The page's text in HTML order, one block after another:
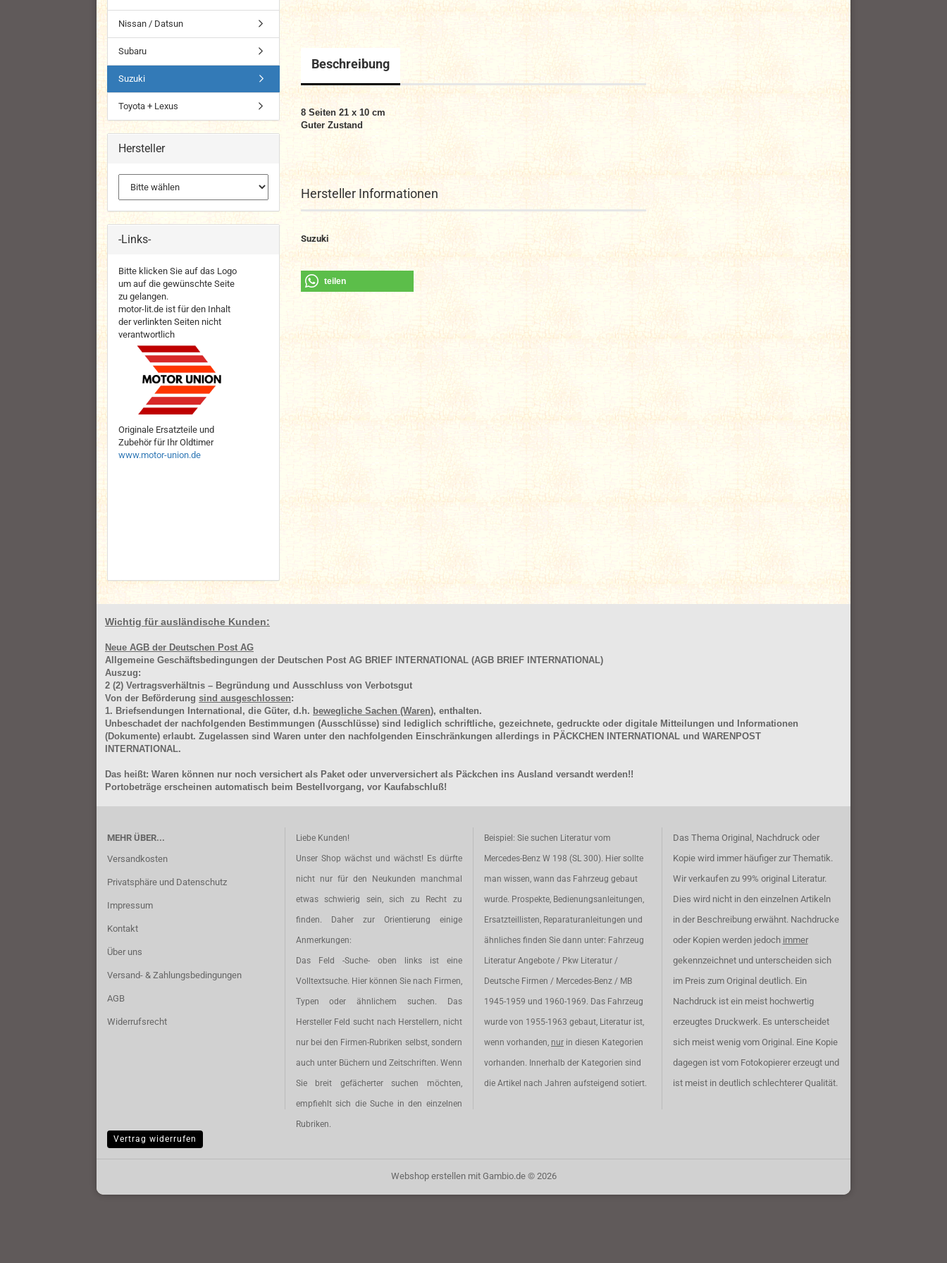
Beschreibung
8 Seiten 21 x 10 cm
Guter Zustand
Hersteller Informationen
Suzuki
teilen
Nissan / Datsun
Subaru
Suzuki
Toyota + Lexus
Hersteller
-Links-
Bitte klicken Sie auf das Logo
um auf die gewünschte Seite
zu gelangen.
motor-lit.de ist für den Inhalt
der verlinkten Seiten nicht
verantwortlich
Originale Ersatzteile und
Zubehör für Ihr Oldtimer
www.motor-union.de
Wichtig für ausländische Kunden:
Neue AGB der Deutschen Post AG
Allgemeine Geschäftsbedingungen der Deutschen Post AG BRIEF INTERNATIONAL (AGB BRIEF INTERNATIONAL)
Auszug:
2 (2) Vertragsverhältnis – Begründung und Ausschluss von Verbotsgut
Von der Beförderung sind ausgeschlossen:
1. Briefsendungen International, die Güter, d.h. bewegliche Sachen (Waren), enthalten.
Unbeschadet der nachfolgenden Bestimmungen (Ausschlüsse) sind lediglich schriftliche, gezeichnete, gedruckte oder digitale Mitteilungen und Informationen
(Dokumente) erlaubt. Zugelassen sind Waren unter den nachfolgenden Einschränkungen allerdings in PÄCKCHEN INTERNATIONAL und WARENPOST
INTERNATIONAL.
Das heißt: Waren können nur noch versichert als Paket oder unverversichert als Päckchen ins Ausland versandt werden!!
Portobeträge erscheinen automatisch beim Bestellvorgang, vor Kaufabschluß!
MEHR ÜBER...
Versandkosten
Privatsphäre und Datenschutz
Impressum
Kontakt
Über uns
Versand- & Zahlungsbedingungen
AGB
Widerrufsrecht
Liebe Kunden!
Unser Shop wächst und wächst! Es dürfte
nicht nur für den Neukunden manchmal
etwas schwierig sein, sich zu Recht zu
finden. Daher zur Orientierung einige
Anmerkungen:
Das Feld -Suche- oben links ist eine
Volltextsuche. Hier können Sie nach Firmen,
Typen oder ähnlichem suchen. Das
Hersteller Feld sucht nach Herstellern, nicht
nur bei den Firmen-Rubriken selbst, sondern
auch unter Büchern und Zeitschriften. Wenn
Sie breit gefächerter suchen möchten,
empfiehlt sich die Suche in den einzelnen
Rubriken.
Beispiel: Sie suchen Literatur vom
Mercedes-Benz W 198 (SL 300). Hier sollte
man wissen, wann das Fahrzeug gebaut
wurde. Prospekte, Bedienungsanleitungen,
Ersatzteillisten, Reparaturanleitungen und
ähnliches finden Sie dann unter: Fahrzeug
Literatur Angebote / Pkw Literatur /
Deutsche Firmen / Mercedes-Benz / MB
1945-1959 und 1960-1969. Das Fahrzeug
wurde von 1955-1963 gebaut, Literatur ist,
wenn vorhanden, nur in diesen Kategorien
vorhanden. Innerhalb der Kategorien sind
die Artikel nach Jahren aufsteigend sotiert.
Das Thema Original, Nachdruck oder
Kopie wird immer häufiger zur Thematik.
Wir verkaufen zu 99% original Literatur.
Dies wird nicht in den einzelnen Artikeln
in der Beschreibung erwähnt. Nachdrucke
oder Kopien werden jedoch immer
gekennzeichnet und unterscheiden sich
im Preis zum Original deutlich. Ein
Nachdruck ist ein meist hochwertig
erzeugtes Druckwerk. Es unterscheidet
sich meist wenig vom Original. Eine Kopie
dagegen ist vom Fotokopierer erzeugt und
ist meist in deutlich schlechterer Qualität.
Vertrag widerrufen
Webshop erstellenmit Gambio.de © 2026